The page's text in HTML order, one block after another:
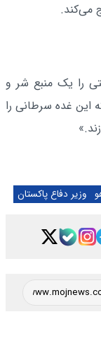
می‌کند.
را یک منبع شر و
این غده سرطانی را
وزیر دفاع پاکستان